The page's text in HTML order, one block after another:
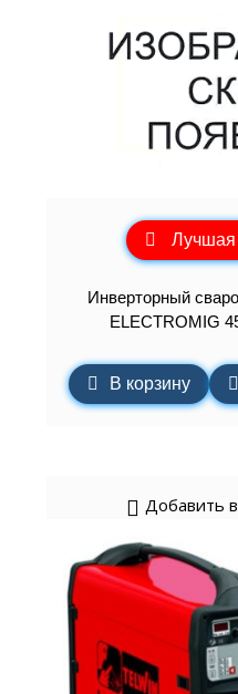
Лучшая
Инверторный
ELECTROMIG
В корзину
Добавить